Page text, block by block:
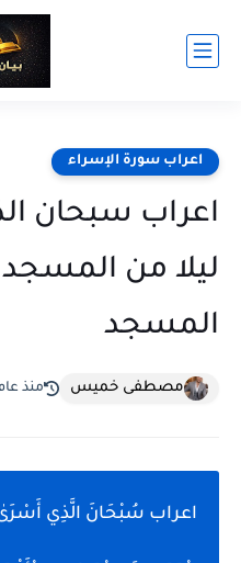
اعراب سورة الإسراء
اعراب سبحان
ليلا من المسجد
المسجد
مصطفى خميس منذ
اعراب سُبْحَانَ الَّذِي